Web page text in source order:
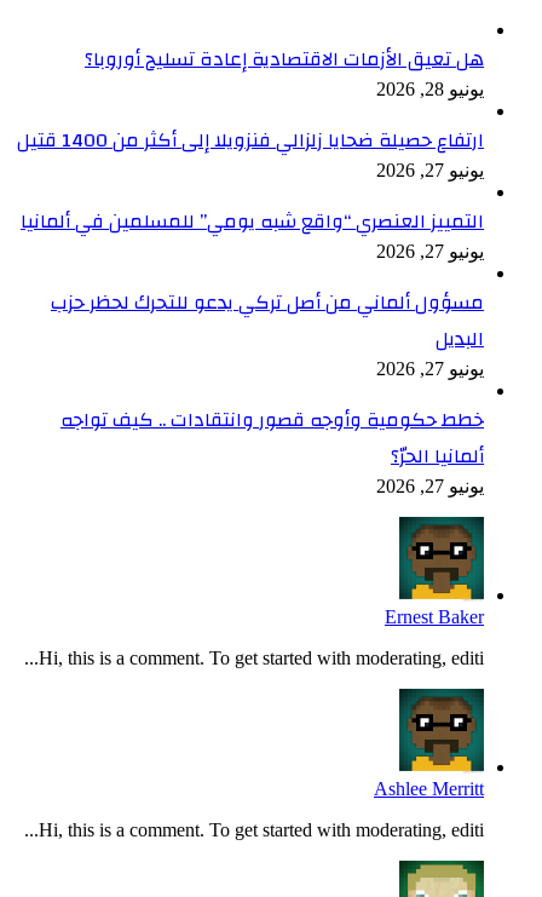
هل تعيق الأزمات الاقتصادية إعادة تسليح أوروبا؟
يونيو 28, 2026
ارتفاع حصيلة ضحايا زلزالي فنزويلا إلى أكثر من 1400 قتيل
يونيو 27, 2026
التمييز العنصري “واقع شبه يومي” للمسلمين في ألمانيا
يونيو 27, 2026
مسؤول ألماني من أصل تركي يدعو للتحرك لحظر حزب
البديل
يونيو 27, 2026
خطط حكومية وأوجه قصور وانتقادات .. كيف تواجه
ألمانيا الحرّ؟
يونيو 27, 2026
Ernest Baker
Hi, this is a comment. To get started with moderating, editi...
Ashlee Merritt
Hi, this is a comment. To get started with moderating, editi...